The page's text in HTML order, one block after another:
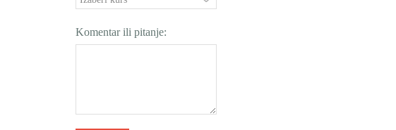
Komentar ili pitanje: